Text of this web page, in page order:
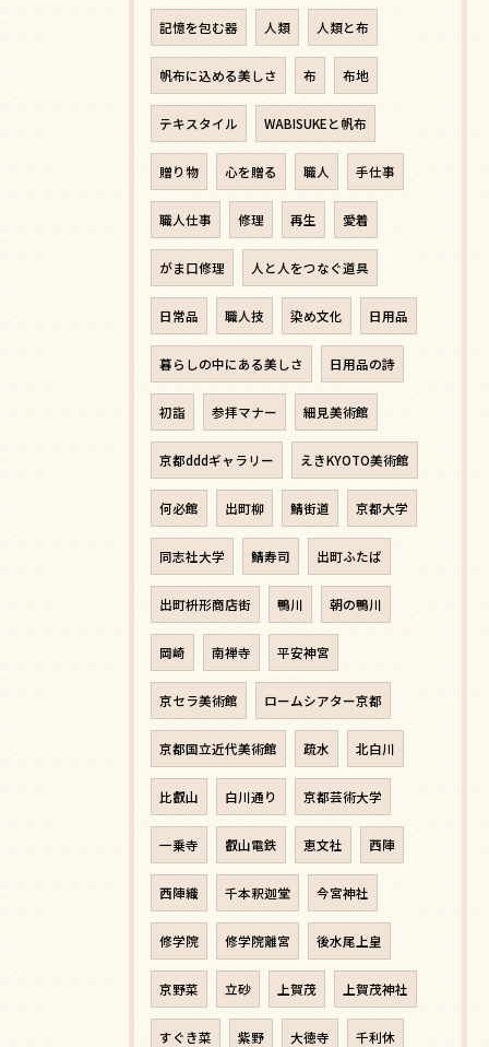
記憶を包む器 人類 人類と布
帆布に込める美しさ 布 布地
テキスタイル WABISUKEと帆布
贈り物 心を贈る 職人 手仕事
職人仕事 修理 再生 愛着
がま口修理 人と人をつなぐ道具
日常品 職人技 染め文化 日用品
暮らしの中にある美しさ 日用品の詩
初詣 参拝マナー 細見美術館
京都dddギャラリー えきKYOTO美術館
何必館 出町柳 鯖街道 京都大学
同志社大学 鯖寿司 出町ふたば
出町枡形商店街 鴨川 朝の鴨川
岡崎 南禅寺 平安神宮
京セラ美術館 ロームシアター京都
京都国立近代美術館 疏水 北白川
比叡山 白川通り 京都芸術大学
一乗寺 叡山電鉄 恵文社 西陣
西陣織 千本釈迦堂 今宮神社
修学院 修学院離宮 後水尾上皇
京野菜 立砂 上賀茂 上賀茂神社
すぐき菜 紫野 大徳寺 千利休